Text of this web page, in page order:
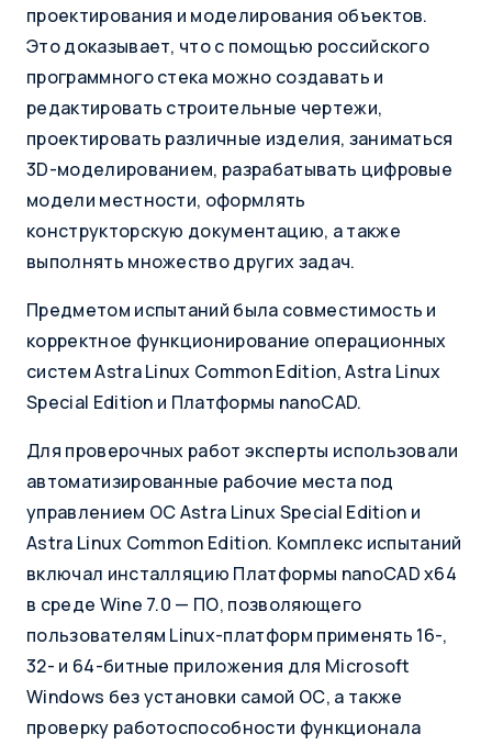
проектирования и моделирования объектов.
Это доказывает, что с помощью российского
программного стека можно создавать и
редактировать строительные чертежи,
проектировать различные изделия, заниматься
3D-моделированием, разрабатывать цифровые
модели местности, оформлять
конструкторскую документацию, а также
выполнять множество других задач.
Предметом испытаний была совместимость и
корректное функционирование операционных
систем Astra Linux Common Edition, Astra Linux
Special Edition и Платформы nanoCAD.
Для проверочных работ эксперты использовали
автоматизированные рабочие места под
управлением ОС Astra Linux Special Edition и
Astra Linux Common Edition. Комплекс испытаний
включал инсталляцию Платформы nanoCAD x64
в среде Wine 7.0 — ПО, позволяющего
пользователям Linux-платформ применять 16-,
32- и 64-битные приложения для Microsoft
Windows без установки самой ОС, а также
проверку работоспособности функционала